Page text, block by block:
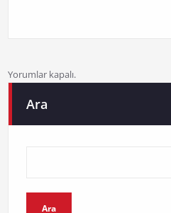
Yorumlar kapalı.
Ara
Ara